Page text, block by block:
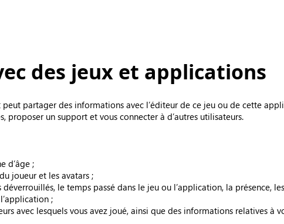
des jeux et applications
partager des informations avec l’éditeur de ce jeu ou de cette
un support et vous connecter à d’autres utilisateurs.
d’âge ;
joueur et les avatars ;
le temps passé dans le jeu ou l’application, la présence,
;
avec lesquels vous avez joué, ainsi que des informations relatives à